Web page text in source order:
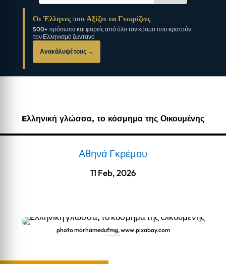
Οι Έλληνες που Αξίζει να Γνωρίζεις
500+ πρόσωπα και φορείς από όλο τον κόσμο που κρατούν
τον Ελληνισμό ζωντανό
Ανακάλυψέ τους →
Eλληνική γλώσσα, το κόσμημα της Οικουμένης
Αθηνά Γκρέμου
11 Feb, 2026
photo morhamedufmg, www.pixabay.com